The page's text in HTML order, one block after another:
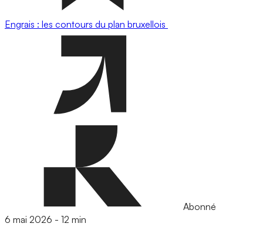
Engrais : les contours du plan bruxellois
Abonné
6 mai 2026 - 12 min